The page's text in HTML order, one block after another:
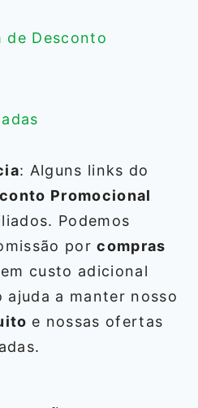
de Desconto
: Alguns links do
Promocional
Podemos
porcompras
custo adicional
ajuda a manter nosso
e nossas ofertas